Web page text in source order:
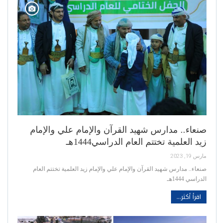
صنعاء.. مدارس شهيد القرآن والإمام علي والإمام
زيد العلمية تختتم العام الدراسي1444هـ
مارس 19, 2023
صنعاء.. مدارس شهيد القرآن والإمام علي والإمام زيد العلمية تختتم العام
الدراسي 1444هـ
اقرأ أكثر...